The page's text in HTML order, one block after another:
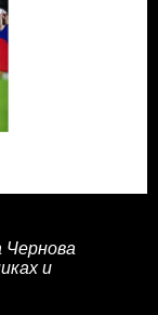
Чернова
и